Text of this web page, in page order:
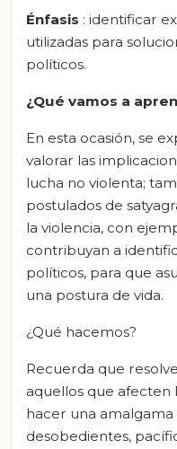
Énfasis : identificar
utilizadas para
políticos.
¿Qué vamos a
En esta ocasión, se
valorar las
lucha no violenta;
postulados de
la violencia, con
contribuyan a
políticos, para que
una postura de vida.
¿Qué hacemos?
Recuerda que
aquellos que afecten
hacer una amalgama
desobedientes,